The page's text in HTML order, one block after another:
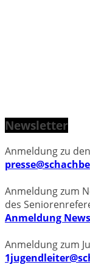
Newsletter
Anmeldung zu
Anmeldung zum
des
Anmeldung
Anmeldung zum